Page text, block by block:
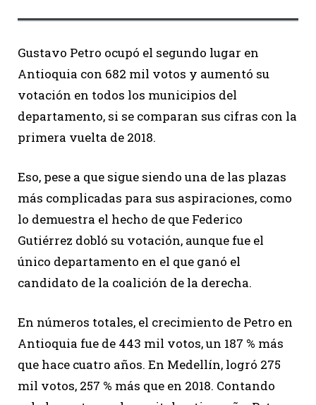
Gustavo Petro ocupó el segundo lugar en
Antioquia con 682 mil votos y aumentó su
votación en todos los municipios del
departamento, si se comparan sus cifras con la
primera vuelta de 2018.
Eso, pese a que sigue siendo una de las plazas
más complicadas para sus aspiraciones, como
lo demuestra el hecho de que Federico
Gutiérrez dobló su votación, aunque fue el
único departamento en el que ganó el
candidato de la coalición de la derecha.
En números totales, el crecimiento de Petro en
Antioquia fue de 443 mil votos, un 187 % más
que hace cuatro años. En Medellín, logró 275
mil votos, 257 % más que en 2018. Contando